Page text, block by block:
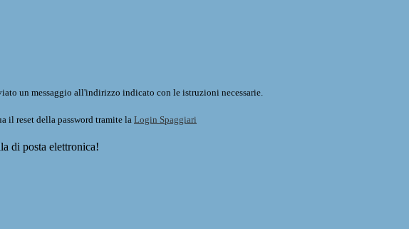
un messaggio all'indirizzo indicato con le istruzioni necessarie.
il reset della password tramite la Login Spaggiari
di posta elettronica!